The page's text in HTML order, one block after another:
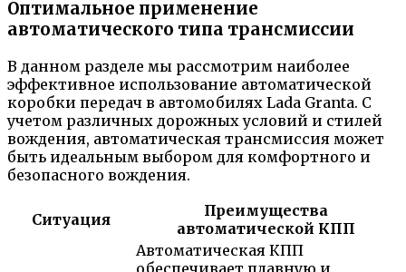
Оптимальное применение
автоматического типа трансмиссии
В данном разделе мы рассмотрим наиболее
эффективное использование автоматической
коробки передач в автомобилях Lada Granta. С
учетом различных дорожных условий и стилей
вождения, автоматическая трансмиссия может
быть идеальным выбором для комфортного и
безопасного вождения.
Ситуация
Преимущества
автоматической КПП
Автоматическая КПП
обеспечивает плавную и